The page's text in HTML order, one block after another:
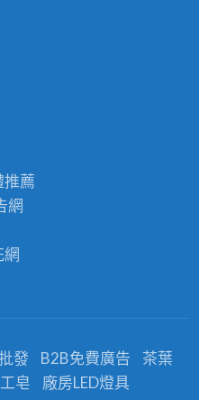
推薦
網
網
發 B2B免費廣告
茶葉
皂 廠房LED燈具